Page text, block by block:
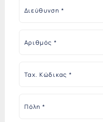
Διεύθυνση
Αριθμός
Ταχ. Κώδικας
Πόλη